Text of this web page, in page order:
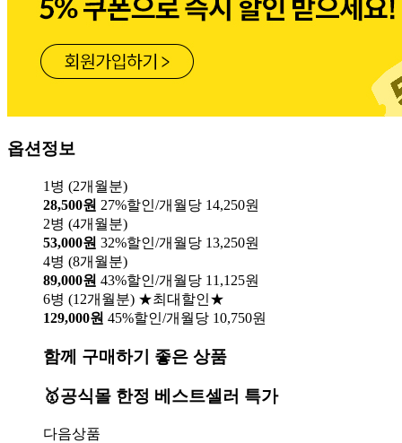
옵션정보
1병 (2개월분)
28,500원 27%할인/개월당 14,250원
2병 (4개월분)
53,000원 32%할인/개월당 13,250원
4병 (8개월분)
89,000원 43%할인/개월당 11,125원
6병 (12개월분) ★최대할인★
129,000원 45%할인/개월당 10,750원
함께 구매하기 좋은 상품
🥇공식몰 한정 베스트셀러 특가
다음상품